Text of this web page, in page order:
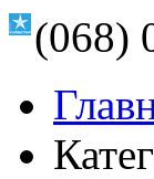
(068)